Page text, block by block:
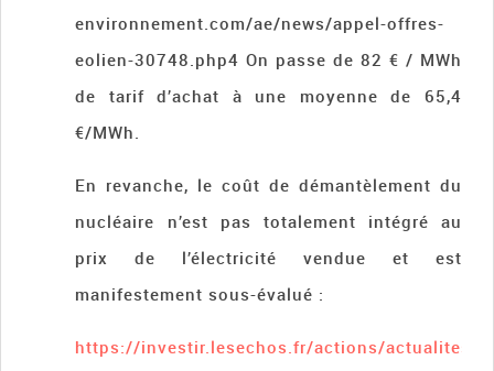
environnement.com/ae/news/appel-offres-
eolien-30748.php4 On passe de 82 € / MWh
de tarif d’achat à une moyenne de 65,4
€/MWh.
En revanche, le coût de démantèlement du
nucléaire n’est pas totalement intégré au
prix de l’électricité vendue et est
manifestement sous-évalué :
https://investir.lesechos.fr/actions/actualites/